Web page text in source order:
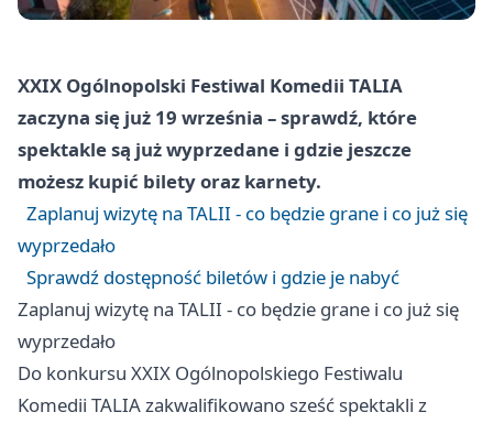
XXIX Ogólnopolski Festiwal Komedii TALIA
zaczyna się już 19 września – sprawdź, które
spektakle są już wyprzedane i gdzie jeszcze
możesz kupić bilety oraz karnety.
Zaplanuj wizytę na TALII - co będzie grane i co już się
wyprzedało
Sprawdź dostępność biletów i gdzie je nabyć
Zaplanuj wizytę na TALII - co będzie grane i co już się
wyprzedało
Do konkursu XXIX Ogólnopolskiego Festiwalu
Komedii TALIA zakwalifikowano sześć spektakli z